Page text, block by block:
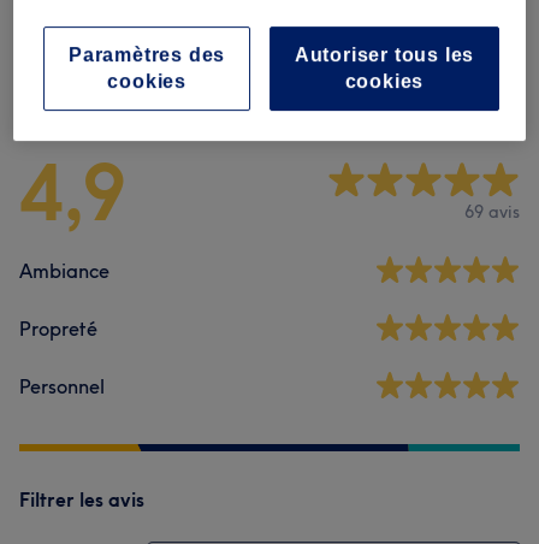
Avis sur l'établissement
4,9 69 avis
Ambiance
Propreté
Personnel
Filtrer les avis
Autoriser tous les
cookies
Paramètres des
cookies